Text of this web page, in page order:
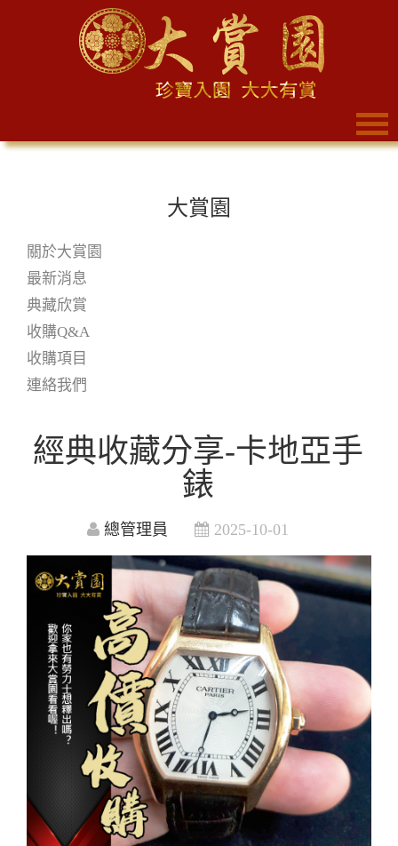
大賞園
關於大賞園
最新消息
典藏欣賞
收購Q&A
收購項目
連絡我們
經典收藏分享-卡地亞手
錶
總管理員 2025-10-01